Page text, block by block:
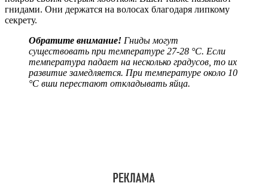
гнидами. Они держатся на волосах благодаря липкому
секрету.
Обратите внимание! Гниды могут
существовать при температуре 27-28 °C. Если
температура падает на несколько градусов, то их
развитие замедляется. При температуре около 10
°C вши перестают откладывать яйца.